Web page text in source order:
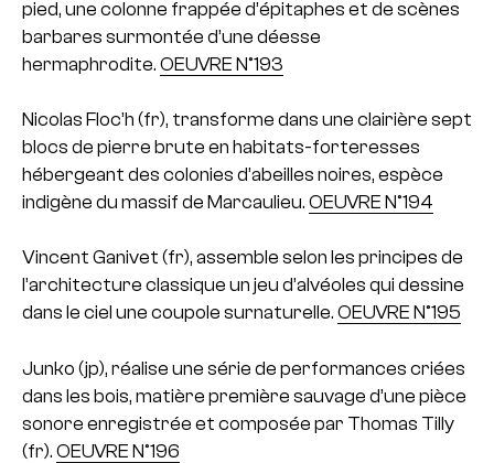
pied, une colonne frappée d’épitaphes et de scènes
barbares surmontée d’une déesse
hermaphrodite. OEUVRE N°193
Nicolas Floc’h (fr), transforme dans une clairière sept
blocs de pierre brute en habitats-forteresses
hébergeant des colonies d’abeilles noires, espèce
indigène du massif de Marcaulieu. OEUVRE N°194
Vincent Ganivet (fr), assemble selon les principes de
l’architecture classique un jeu d’alvéoles qui dessine
dans le ciel une coupole surnaturelle. OEUVRE N°195
Junko (jp), réalise une série de performances criées
dans les bois, matière première sauvage d’une pièce
sonore enregistrée et composée par Thomas Tilly
(fr). OEUVRE N°196